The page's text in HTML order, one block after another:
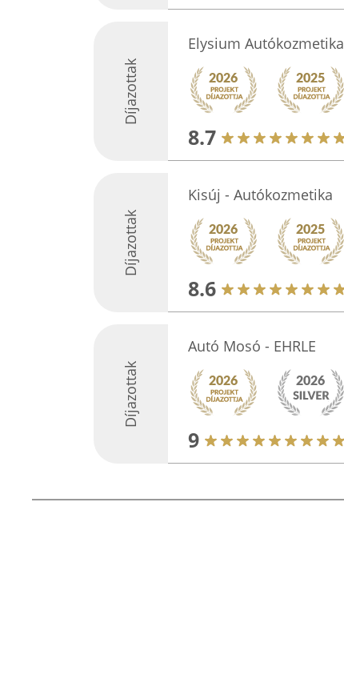
Díjazottak
Elysium Autókozmetika
8.7
Díjazottak
Kisúj - Autókozmetika
8.6
Díjazottak
Autó Mosó - EHRLE
9